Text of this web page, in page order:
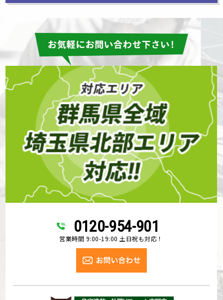
0120-954-901
営業時間 9:00-19:00 土日祝も対応！